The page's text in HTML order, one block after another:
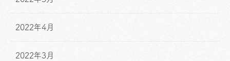
2022年4月
2022年3月